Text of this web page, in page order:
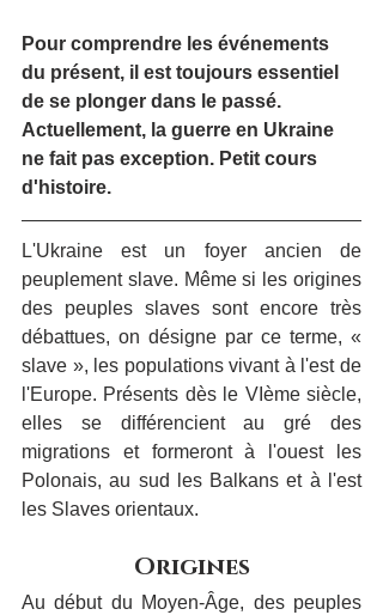
Pour comprendre les événements
du présent, il est toujours essentiel
de se plonger dans le passé.
Actuellement, la guerre en Ukraine
ne fait pas exception. Petit cours
d'histoire.
L'Ukraine est un foyer ancien de
peuplement slave. Même si les origines
des peuples slaves sont encore très
débattues, on désigne par ce terme, «
slave », les populations vivant à l'est de
l'Europe. Présents dès le VIème siècle,
elles se différencient au gré des
migrations et formeront à l'ouest les
Polonais, au sud les Balkans et à l'est
les Slaves orientaux.
Origines
Au début du Moyen-Âge, des peuples